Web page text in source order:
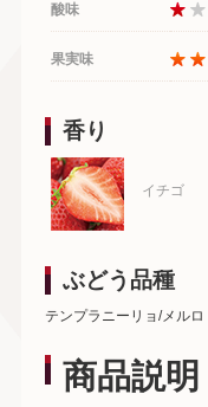
酸味
果実味
香り
イチゴ
ぶどう品種
テンプラニーリョ/メルロ
商品説明